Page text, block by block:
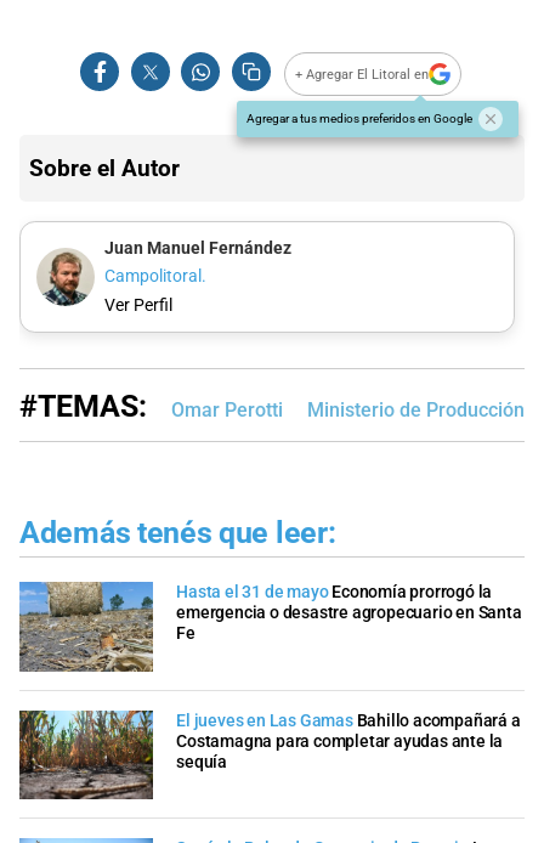
+ Agregar El Litoral en
Agregar a tus medios preferidos en Google
Sobre el Autor
Juan Manuel Fernández
Campolitoral.
Ver Perfil
#TEMAS: Omar Perotti Ministerio de Producción,
Además tenés que leer:
Hasta el 31 de mayo Economía prorrogó la
emergencia o desastre agropecuario en Santa
Fe
El jueves en Las Gamas Bahillo acompañará a
Costamagna para completar ayudas ante la
sequía